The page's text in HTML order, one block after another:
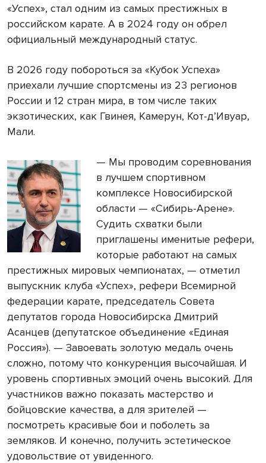
«Успех», стал одним из самых престижных в
российском карате. А в 2024 году он обрел
официальный международный статус.
В 2026 году побороться за «Кубок Успеха»
приехали лучшие спортсмены из 23 регионов
России и 12 стран мира, в том числе таких
экзотических, как Гвинея, Камерун, Кот-д’Ивуар,
Мали.
— Мы проводим соревнования
в лучшем спортивном
комплексе Новосибирской
области — «Сибирь-Арене».
Судить схватки были
приглашены именитые рефери,
которые работают на самых
престижных мировых чемпионатах, — отметил
выпускник клуба «Успех», рефери Всемирной
федерации карате, председатель Совета
депутатов города Новосибирска Дмитрий
Асанцев (депутатское объединение «Единая
Россия»). — Завоевать золотую медаль очень
сложно, потому что конкуренция высочайшая. И
уровень спортивных эмоций очень высокий. Для
участников важно показать мастерство и
бойцовские качества, а для зрителей —
посмотреть красивые бои и поболеть за
земляков. И конечно, получить эстетическое
удовольствие от увиденного.